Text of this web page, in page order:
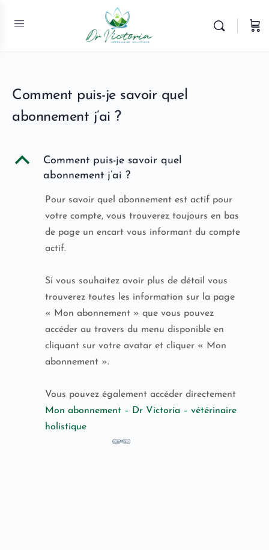
Comment puis-je savoir quel
abonnement j’ai ?
B
Comment puis-je savoir quel
abonnement j’ai ?
Pour savoir quel abonnement est actif pour
votre compte, vous trouverez toujours en bas
de page un encart vous informant du compte
actif.
Si vous souhaitez avoir plus de détail vous
trouverez toutes les information sur la page
« Mon abonnement » que vous pouvez
accéder au travers du menu disponible en
cliquant sur votre avatar et cliquer « Mon
abonnement ».
Vous pouvez également accéder directement
Mon abonnement – Dr Victoria – vétérinaire
holistique